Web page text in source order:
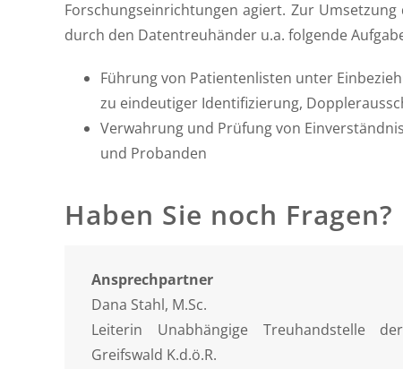
Forschungseinrichtungen agiert. Zur
durch den Datentreuhänder u.a. folgende
Führung von Patientenlisten unter
zu eindeutiger Identifizierung,
Verwahrung und Prüfung von
und Probanden
Haben Sie noch Fragen?
Ansprechpartner
Dana Stahl, M.Sc.
Leiterin Unabhängige Treuhandstelle
Greifswald K.d.ö.R.